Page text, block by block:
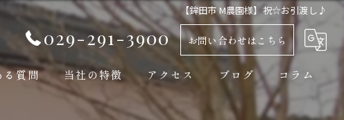
【鉾田市 M農園様】祝☆お引渡し♪
029-291-3900 お問い合わせはこちら
る質問 当社の特徴 アクセス ブログ コラム